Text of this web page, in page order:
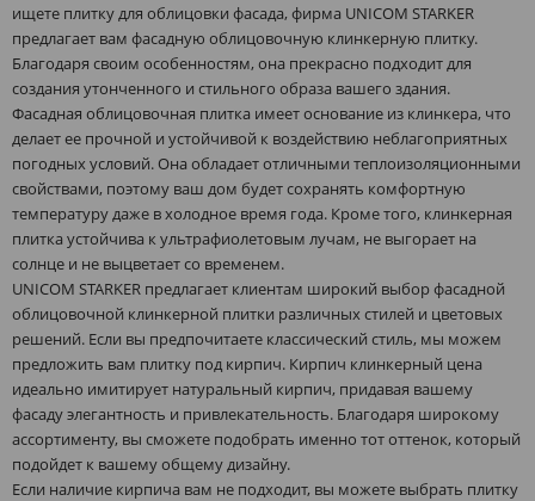
ищете плитку для облицовки фасада, фирма UNICOM STARKER
предлагает вам фасадную облицовочную клинкерную плитку.
Благодаря своим особенностям, она прекрасно подходит для
создания утонченного и стильного образа вашего здания.
Фасадная облицовочная плитка имеет основание из клинкера, что
делает ее прочной и устойчивой к воздействию неблагоприятных
погодных условий. Она обладает отличными теплоизоляционными
свойствами, поэтому ваш дом будет сохранять комфортную
температуру даже в холодное время года. Кроме того, клинкерная
плитка устойчива к ультрафиолетовым лучам, не выгорает на
солнце и не выцветает со временем.
UNICOM STARKER предлагает клиентам широкий выбор фасадной
облицовочной клинкерной плитки различных стилей и цветовых
решений. Если вы предпочитаете классический стиль, мы можем
предложить вам плитку под кирпич. Кирпич клинкерный цена
идеально имитирует натуральный кирпич, придавая вашему
фасаду элегантность и привлекательность. Благодаря широкому
ассортименту, вы сможете подобрать именно тот оттенок, который
подойдет к вашему общему дизайну.
Если наличие кирпича вам не подходит, вы можете выбрать плитку